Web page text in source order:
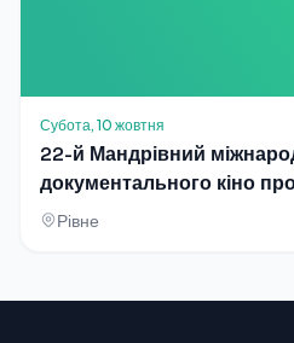
Субота, 10 жовтня
22-й Мандрівний
документального кіно
Docudays UA
Рівне